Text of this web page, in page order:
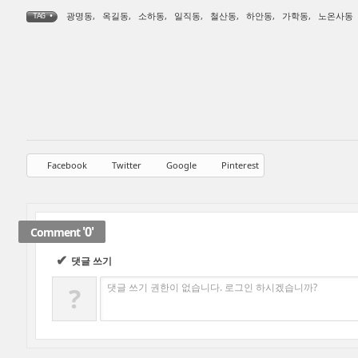
TAG • 광명동, 옥길동, 소하동, 일직동, 철산동, 하안동, 가학동, 노온사동
Facebook Twitter Google Pinterest
✔ 댓글 쓰기
? 댓글 쓰기 권한이 없습니다. 로그인 하시겠습니까?
Comment'0'